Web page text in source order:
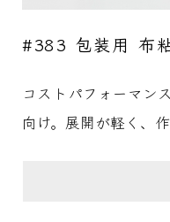
#383 包装用 布
コストパフォーマン
向け。展開が軽く、作